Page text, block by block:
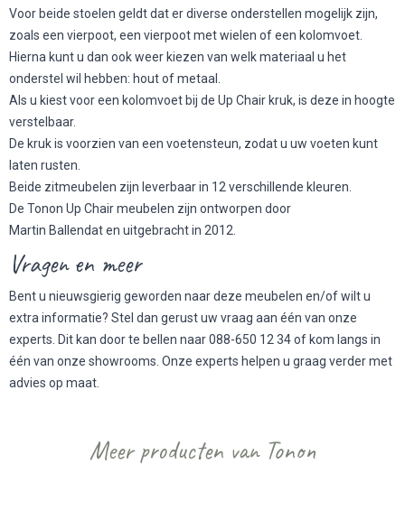
Voor beide stoelen geldt dat er diverse onderstellen mogelijk zijn,
zoals een vierpoot, een vierpoot met wielen of een kolomvoet.
Hierna kunt u dan ook weer kiezen van welk materiaal u het
onderstel wil hebben: hout of metaal.
Als u kiest voor een kolomvoet bij de Up Chair kruk, is deze in hoogte
verstelbaar.
De kruk is voorzien van een voetensteun, zodat u uw voeten kunt
laten rusten.
Beide zitmeubelen zijn leverbaar in 12 verschillende kleuren.
De Tonon Up Chair meubelen zijn ontworpen door
Martin Ballendat en uitgebracht in 2012.
Vragen en meer
Bent u nieuwsgierig geworden naar deze meubelen en/of wilt u
extra informatie? Stel dan gerust uw vraag aan één van onze
experts. Dit kan door te bellen naar 088-650 12 34 of kom langs in
één van onze showrooms. Onze experts helpen u graag verder met
advies op maat.
Meer producten van Tonon